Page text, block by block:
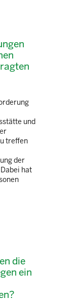
und
treffen
der
hat
die
ein